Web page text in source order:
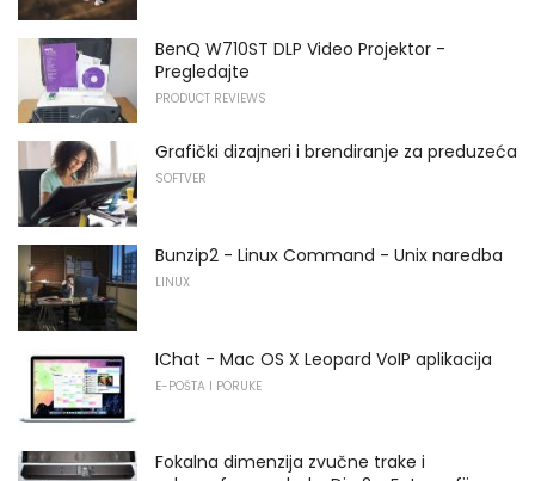
BenQ W710ST DLP Video Projektor -
Pregledajte
PRODUCT REVIEWS
Grafički dizajneri i brendiranje za preduzeća
SOFTVER
Bunzip2 - Linux Command - Unix naredba
LINUX
IChat - Mac OS X Leopard VoIP aplikacija
E-POŠTA I PORUKE
Fokalna dimenzija zvučne trake i